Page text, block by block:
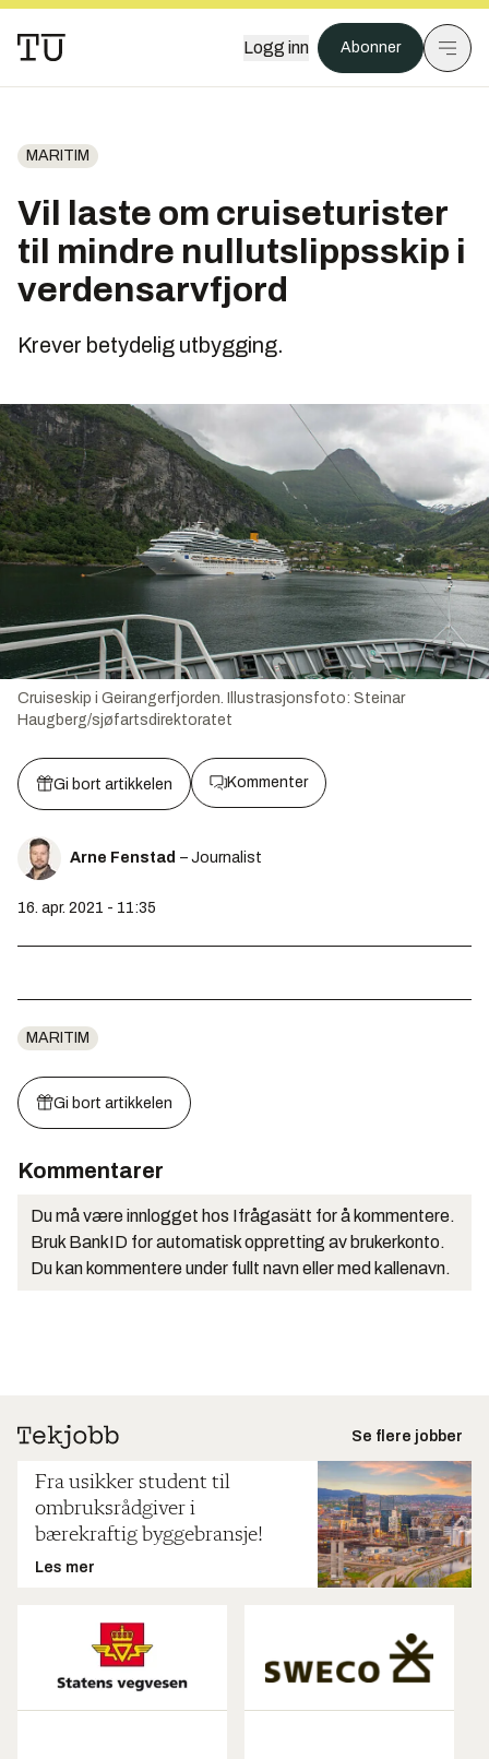
Logg inn Abonner
MARITIM
Vil laste om cruiseturister
til mindre nullutslippsskip i
verdensarvfjord
Krever betydelig utbygging.
Cruiseskip i Geirangerfjorden. Illustrasjonsfoto: Steinar
Haugberg/sjøfartsdirektoratet
Gi bort artikkelen Kommenter
Arne Fenstad – Journalist
16. apr. 2021 - 11:35
MARITIM
Gi bort artikkelen
Kommentarer
Du må være innlogget hos Ifrågasätt for å kommentere.
Bruk BankID for automatisk oppretting av brukerkonto.
Du kan kommentere under fullt navn eller med kallenavn.
Se flere jobber
Fra usikker student til
ombruksrådgiver i
bærekraftig byggebransje!
Les mer